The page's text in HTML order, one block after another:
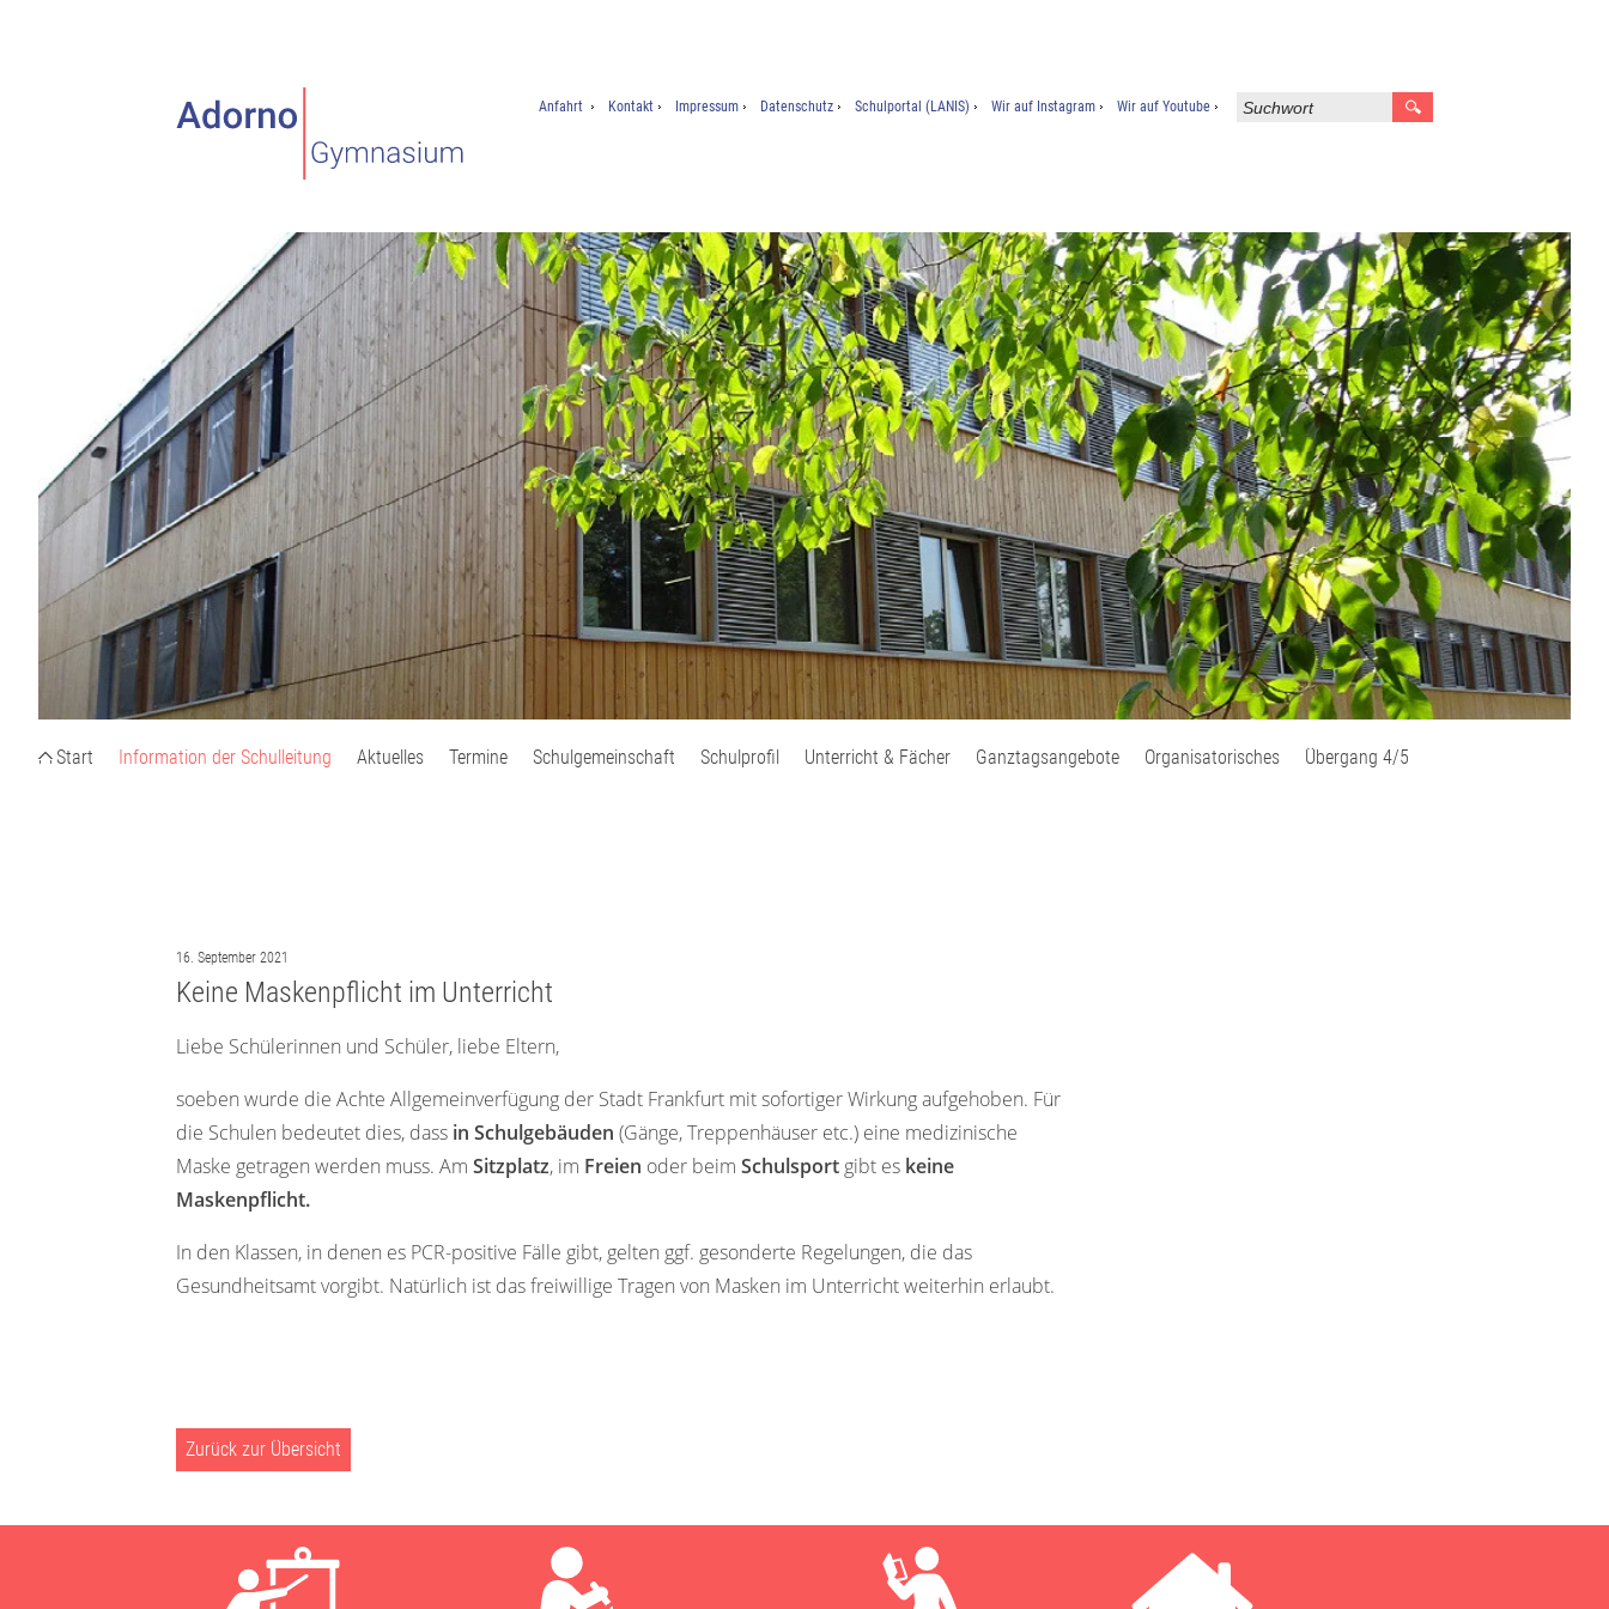
Anfahrt Kontakt Impressum Datenschutz Schulportal (LANIS) Wir auf Instagram Wir auf Youtube
Start Information der Schulleitung Aktuelles Termine Schulgemeinschaft Schulprofil Unterricht & Fächer Ganztagsangebote Organisatorisches Übergang 4/5
16. September 2021
Keine Maskenpflicht im Unterricht
Liebe Schülerinnen und Schüler, liebe Eltern,
soeben wurde die Achte Allgemeinverfügung der Stadt Frankfurt mit sofortiger Wirkung aufgehoben. Für
die Schulen bedeutet dies, dass in Schulgebäuden (Gänge, Treppenhäuser etc.) eine medizinische
Maske getragen werden muss. Am Sitzplatz, im Freien oder beim Schulsport gibt es keine
Maskenpflicht.
In den Klassen, in denen es PCR-positive Fälle gibt, gelten ggf. gesonderte Regelungen, die das
Gesundheitsamt vorgibt. Natürlich ist das freiwillige Tragen von Masken im Unterricht weiterhin erlaubt.
Zurück zur Übersicht